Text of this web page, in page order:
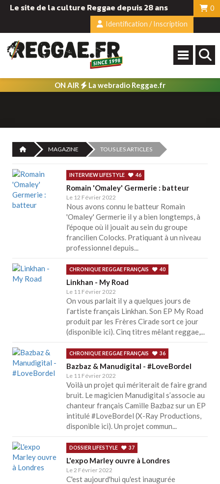
Le site de la culture Reggae depuis 28 ans
0
Identification / Inscription
ON AIR La webradio Reggae.fr
MAGAZINE TOUS LES ARTICLES
INTERVIEW LIFESTYLE 46
Romain 'Omaley' Germerie : batteur
Le 12 Février 2022
Nous avons connu le batteur Romain
'Omaley' Germerie il y a bien longtemps, à
l'époque où il jouait au sein du groupe
francilien Colocks. Pratiquant à un niveau
professionnel depuis...
CHRONIQUE REGGAE FRANÇAIS 40
Linkhan - My Road
Le 11 Février 2022
On vous parlait il y a quelques jours de
l’artiste français Linkhan. Son EP My Road
produit par les Frères Cirade sort ce jour
(disponible ici). Cinq titres mêlant reggae,...
CHRONIQUE REGGAE FRANÇAIS 36
Bazbaz & Manudigital - #LoveBordel
Le 11 Février 2022
Voilà un projet qui mériterait de faire grand
bruit. Le magicien Manudigital s’associe au
chanteur français Camille Bazbaz sur un EP
intitulé #LoveBordel (X-Ray Productions,
disponible ici). Un projet commun...
DOSSIER LIFESTYLE 37
L'expo Marley ouvre à Londres
Le 2 Février 2022
C'est aujourd'hui qu'est inaugurée